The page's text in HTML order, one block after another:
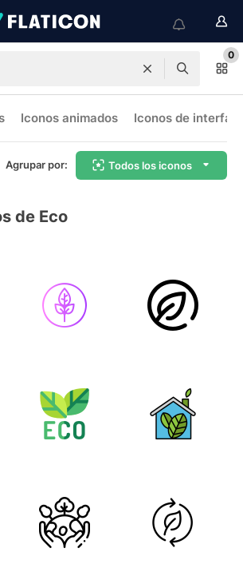
0
Iconos animados Iconos de interfaz
Agrupar por: Todos los iconos
de Eco